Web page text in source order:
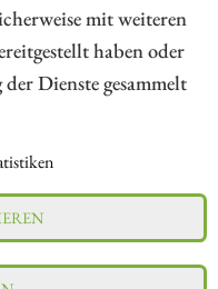
mit weiteren
haben oder
Dienste gesammelt
Informationsplattform für
Kapitalmarkt